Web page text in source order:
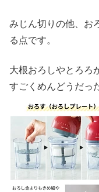
みじん切りの他、お
る点です。
大根おろしやとろろ
すごくめんどうだっ